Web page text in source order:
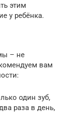
этим
у ребёнка.
– не
вам
один зуб,
раза в день,